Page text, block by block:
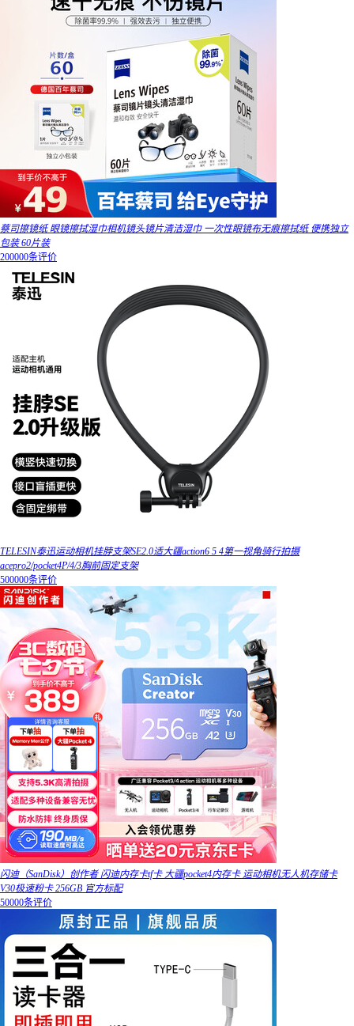
蔡司擦镜纸 眼镜擦拭湿巾相机镜头镜片清洁湿巾 一次性眼镜布无痕擦拭纸 便携独立
包装 60片装
200000条评价
TELESIN泰迅运动相机挂脖支架SE2.0适大疆action6 5 4第一视角骑行拍摄
acepro2/pocket4P/4/3胸前固定支架
500000条评价
闪迪（SanDisk）创作者 闪迪内存卡tf卡 大疆pocket4内存卡 运动相机无人机存储卡
V30极速粉卡 256GB 官方标配
50000条评价